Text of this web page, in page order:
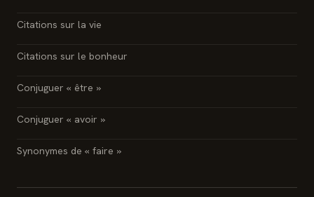
Citations sur la vie
Citations sur le bonheur
Conjuguer « être »
Conjuguer « avoir »
Synonymes de « faire »